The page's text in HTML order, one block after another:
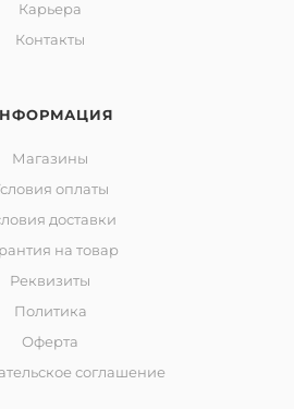
Карьера
Контакты
Магазины
оплаты
доставки
на товар
Реквизиты
Политика
Оферта
соглашение